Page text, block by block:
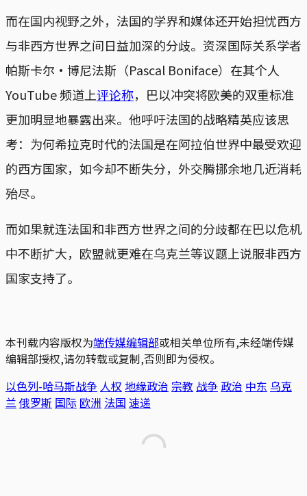
而在国内视野之外，法国的学界和媒体还开始担忧西方
与非西方世界之间日益加深的分歧。资深国际关系学者
帕斯卡尔·博尼法斯（Pascal Boniface）在其个人
YouTube 频道上评论称，巴以冲突将欧美的双重标准
更加明显地暴露出来。他呼吁法国的战略精英应该思
考：为何希拉克时代的法国是在阿拉伯世界中最受欢迎
的西方国家，如今却不断失分，外交腾挪余地几近消耗
殆尽。
而如果就连法国和非西方世界之间的分歧都在巴以危机
中不断扩大，欧盟就更难在乌克兰等议题上说服非西方
国家支持了。
本刊载内容版权为端传媒编辑部或相关单位所有,未经端传媒
编辑部授权,请勿转载或复制,否则即为侵权。
以色列-哈马斯战争 人权 地缘政治 宗教 战争 政治 中东 乌克
兰 俄罗斯 国际 欧洲 法国 速递